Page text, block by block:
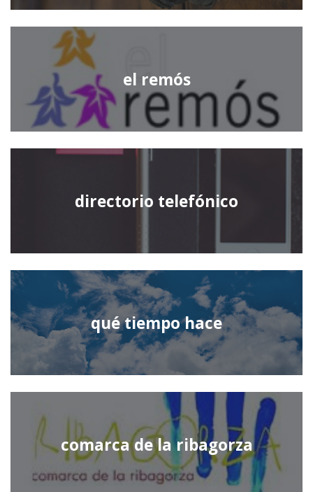
el remós
directorio telefónico
qué tiempo hace
comarca de la ribagorza